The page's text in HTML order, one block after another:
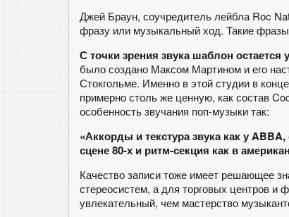
Джей Браун, соучредитель лейбла Roc
фразу или музыкальный ход. Такие
С точки зрения звука шаблон
было создано Максом Мартином и его
Стокгольме. Именно в этой студии в
примерно столь же ценную, как состав
особенность звучания поп-музыки так:
«Аккорды и текстура звука как у
сцене 80-х и ритм-секция как в
Качество записи тоже имеет решающее
стереосистем, а для торговых центров и
увлекательный, чем мастерство